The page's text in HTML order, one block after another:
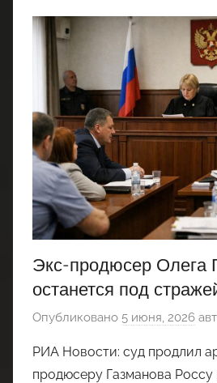
Экс-продюсер Олега
останется под
Опубликовано 5 июня, 2026
РИА Новости: суд продлил
продюсеру Газманова